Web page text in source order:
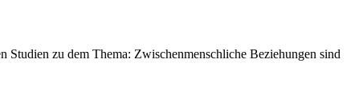
zu dem Thema: Zwischenmenschliche Beziehungen sind